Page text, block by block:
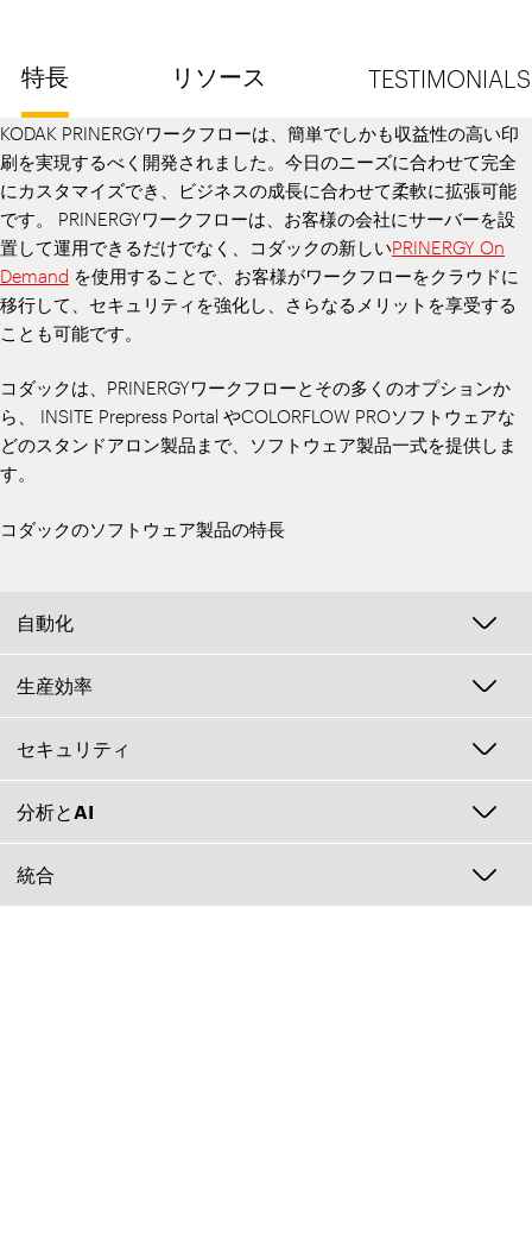
特長 リソース TESTIMONIALS
KODAK PRINERGYワークフローは、簡単でしかも収益性の高い印
刷を実現するべく開発されました。今日のニーズに合わせて完全
にカスタマイズでき、ビジネスの成長に合わせて柔軟に拡張可能
です。 PRINERGYワークフローは、お客様の会社にサーバーを設
置して運用できるだけでなく、コダックの新しいPRINERGY On
Demand を使用することで、お客様がワークフローをクラウドに
移行して、セキュリティを強化し、さらなるメリットを享受する
ことも可能です。
コダックは、PRINERGYワークフローとその多くのオプションか
ら、 INSITE Prepress Portal やCOLORFLOW PROソフトウェアな
どのスタンドアロン製品まで、ソフトウェア製品一式を提供しま
す。
コダックのソフトウェア製品の特長
自動化
生産効率
セキュリティ
分析とAI
統合